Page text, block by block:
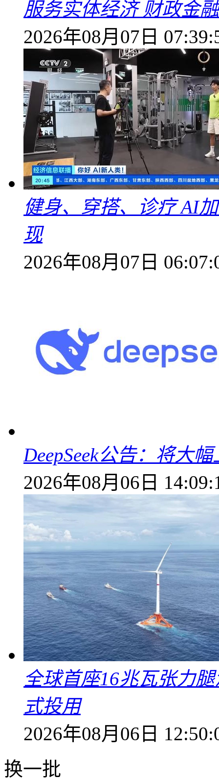
服务实体经济 财政金
2026年08月07日
健身、穿搭、诊疗 AI
现
2026年08月07日
DeepSeek公告：将大
2026年08月06日
全球首座16兆瓦张力
式投用
2026年08月06日
换一批